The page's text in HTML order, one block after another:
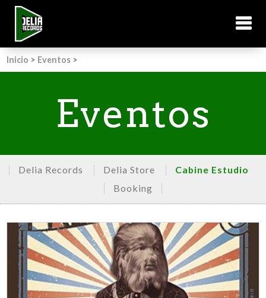
Inicio > Eventos >
Eventos
Delia Records Delia Store
Cabine Estudio
Booking